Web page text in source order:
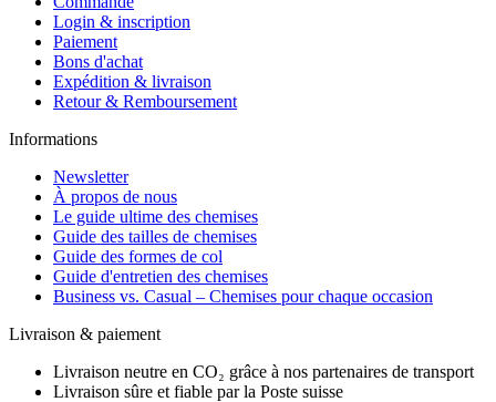
Login & inscription
Paiement
Bons d'achat
Expédition & livraison
Retour & Remboursement
Informations
Newsletter
À propos de nous
Le guide ultime des chemises
Guide des tailles de chemises
Guide des formes de col
Guide d'entretien des chemises
Business vs. Casual – Chemises pour chaque occasion
Livraison & paiement
Livraison neutre en CO₂ grâce à nos partenaires de transport
Livraison sûre et fiable par la Poste suisse